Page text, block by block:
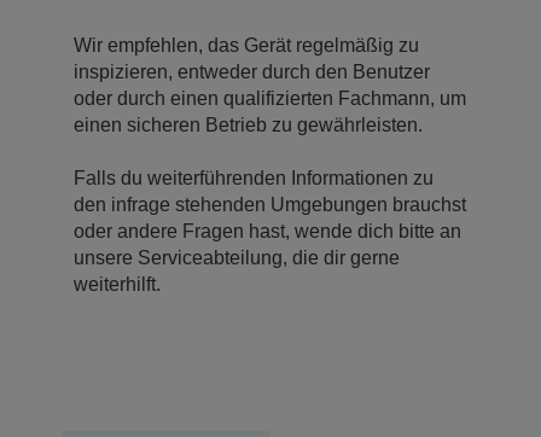
Wir empfehlen, das Gerät regelmäßig zu
inspizieren, entweder durch den Benutzer
oder durch einen qualifizierten Fachmann, um
einen sicheren Betrieb zu gewährleisten.
Falls du weiterführenden Informationen zu
den infrage stehenden Umgebungen brauchst
oder andere Fragen hast, wende dich bitte an
unsere Serviceabteilung, die dir gerne
weiterhilft.